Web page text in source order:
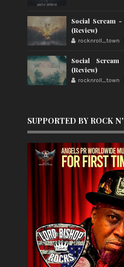
Social Scream
(Review)
rocknroll_town
Social
(Review)
rocknroll_town
SUPPORTED BY ROCK